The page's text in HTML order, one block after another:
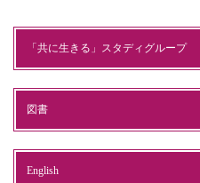
「共に生きる」スタディグループ
図書
English